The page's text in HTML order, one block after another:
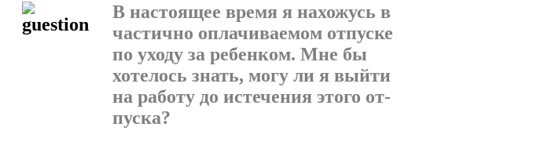
В настоящее время я нахожусь в
частично оплачива­емом отпуске
по уходу за ребенком. Мне бы
хотелось знать, могу ли я выйти
на работу до истечения этого от­
пуска?